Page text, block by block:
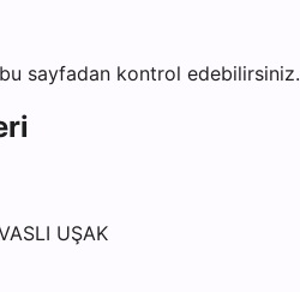
sayfadan kontrol edebilirsiniz.
UŞAK